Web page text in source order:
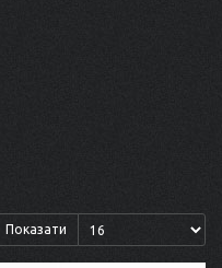
Показати